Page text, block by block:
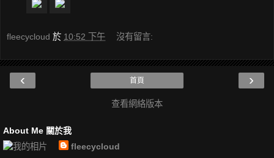
fleecycloud 於 10:52 下午 沒有留言:
‹ ›
首頁
查看網絡版本
About Me 關於我
fleecycloud